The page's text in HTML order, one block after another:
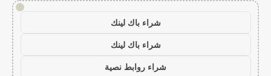
!
شراء باك لينك
شراء باك لينك
شراء روابط نصية